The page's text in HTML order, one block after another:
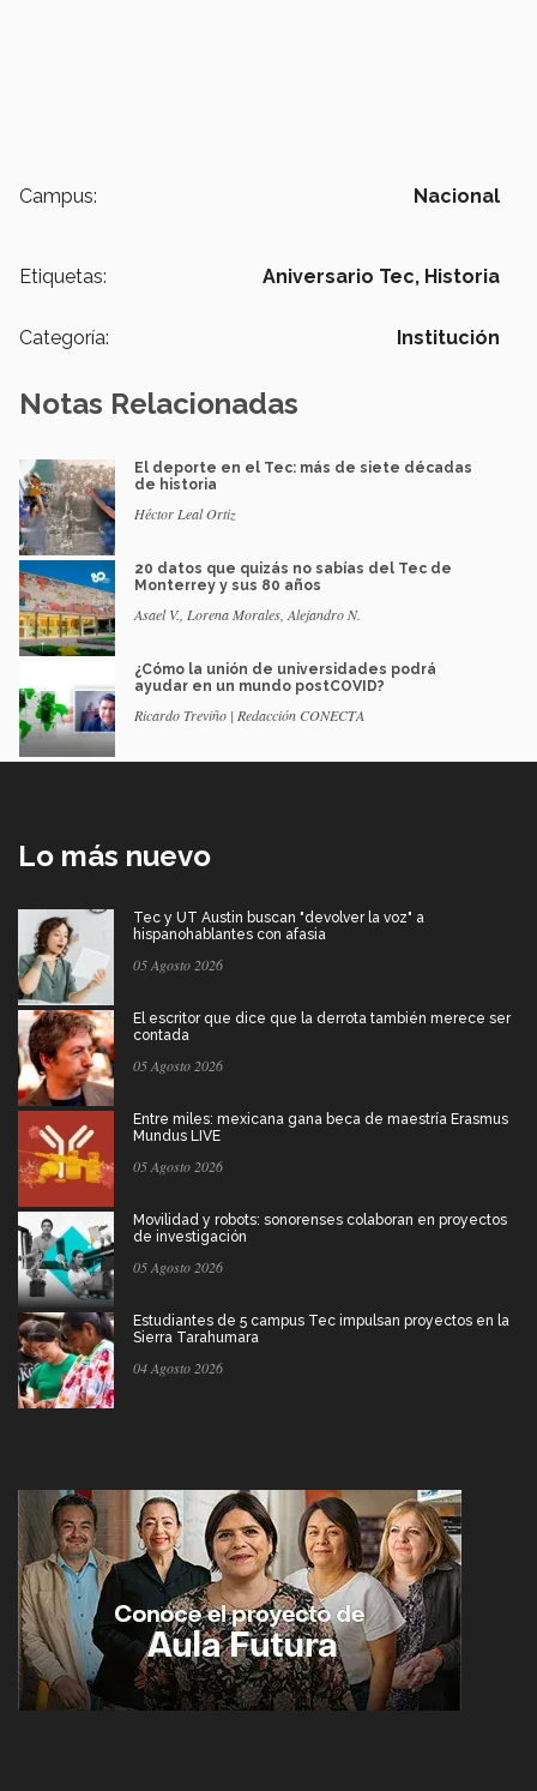
Campus: Nacional
Etiquetas: Aniversario Tec, Historia
Categoría: Institución
Notas Relacionadas
El deporte en el Tec: más de siete décadas
de historia
Héctor Leal Ortiz
20 datos que quizás no sabías del Tec de
Monterrey y sus 80 años
Asael V., Lorena Morales, Alejandro N.
¿Cómo la unión de universidades podrá
ayudar en un mundo postCOVID?
Ricardo Treviño | Redacción CONECTA
Lo más nuevo
Tec y UT Austin buscan "devolver la voz" a
hispanohablantes con afasia
05 Agosto 2026
El escritor que dice que la derrota también merece ser
contada
05 Agosto 2026
Entre miles: mexicana gana beca de maestría Erasmus
Mundus LIVE
05 Agosto 2026
Movilidad y robots: sonorenses colaboran en proyectos
de investigación
05 Agosto 2026
Estudiantes de 5 campus Tec impulsan proyectos en la
Sierra Tarahumara
04 Agosto 2026